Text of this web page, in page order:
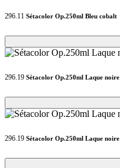
296.11 Sétacolor Op.250ml Bleu cobalt
Loading...
Loading...
296.19 Sétacolor Op.250ml Laque noire
Loading...
Loading...
296.19 Sétacolor Op.250ml Laque noire
Loading...
Loading...